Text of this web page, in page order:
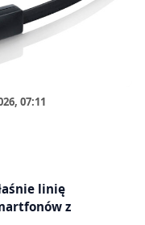
07:11
linię
z